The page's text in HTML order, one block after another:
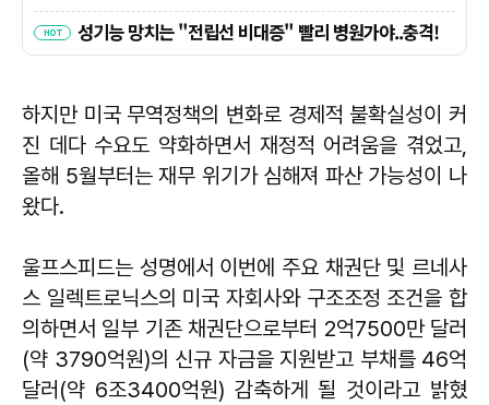
하지만 미국 무역정책의 변화로 경제적 불확실성이 커
진 데다 수요도 약화하면서 재정적 어려움을 겪었고,
올해 5월부터는 재무 위기가 심해져 파산 가능성이 나
왔다.
울프스피드는 성명에서 이번에 주요 채권단 및 르네사
스 일렉트로닉스의 미국 자회사와 구조조정 조건을 합
의하면서 일부 기존 채권단으로부터 2억7500만 달러
(약 3790억원)의 신규 자금을 지원받고 부채를 46억
달러(약 6조3400억원) 감축하게 될 것이라고 밝혔